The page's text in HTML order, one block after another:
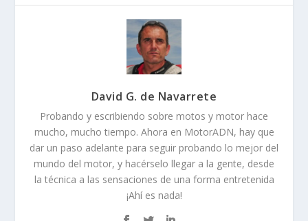
David G. de Navarrete
Probando y escribiendo sobre motos y motor hace
mucho, mucho tiempo. Ahora en MotorADN, hay que
dar un paso adelante para seguir probando lo mejor del
mundo del motor, y hacérselo llegar a la gente, desde
la técnica a las sensaciones de una forma entretenida
¡Ahí es nada!